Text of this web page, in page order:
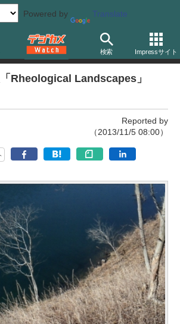
Powered by Translate
検索 Impressサイト
Rheological Landscapes」
Reported by
（2013/11/5 08:00）